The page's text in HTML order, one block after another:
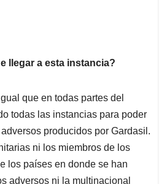
llegar a esta instancia?
que en todas partes del
todas las instancias para poder
producidos por Gardasil.
ni los miembros de los
los países en donde se han
adversos ni la multinacional